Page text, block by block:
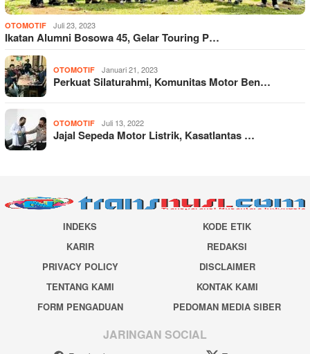
OTOMOTIF Juli 23, 2023
Ikatan Alumni Bosowa 45, Gelar Touring P…
OTOMOTIF Januari 21, 2023
Perkuat Silaturahmi, Komunitas Motor Ben…
OTOMOTIF Juli 13, 2022
Jajal Sepeda Motor Listrik, Kasatlantas …
INDEKS
KODE ETIK
KARIR
REDAKSI
PRIVACY POLICY
DISCLAIMER
TENTANG KAMI
KONTAK KAMI
FORM PENGADUAN
PEDOMAN MEDIA SIBER
JARINGAN SOCIAL